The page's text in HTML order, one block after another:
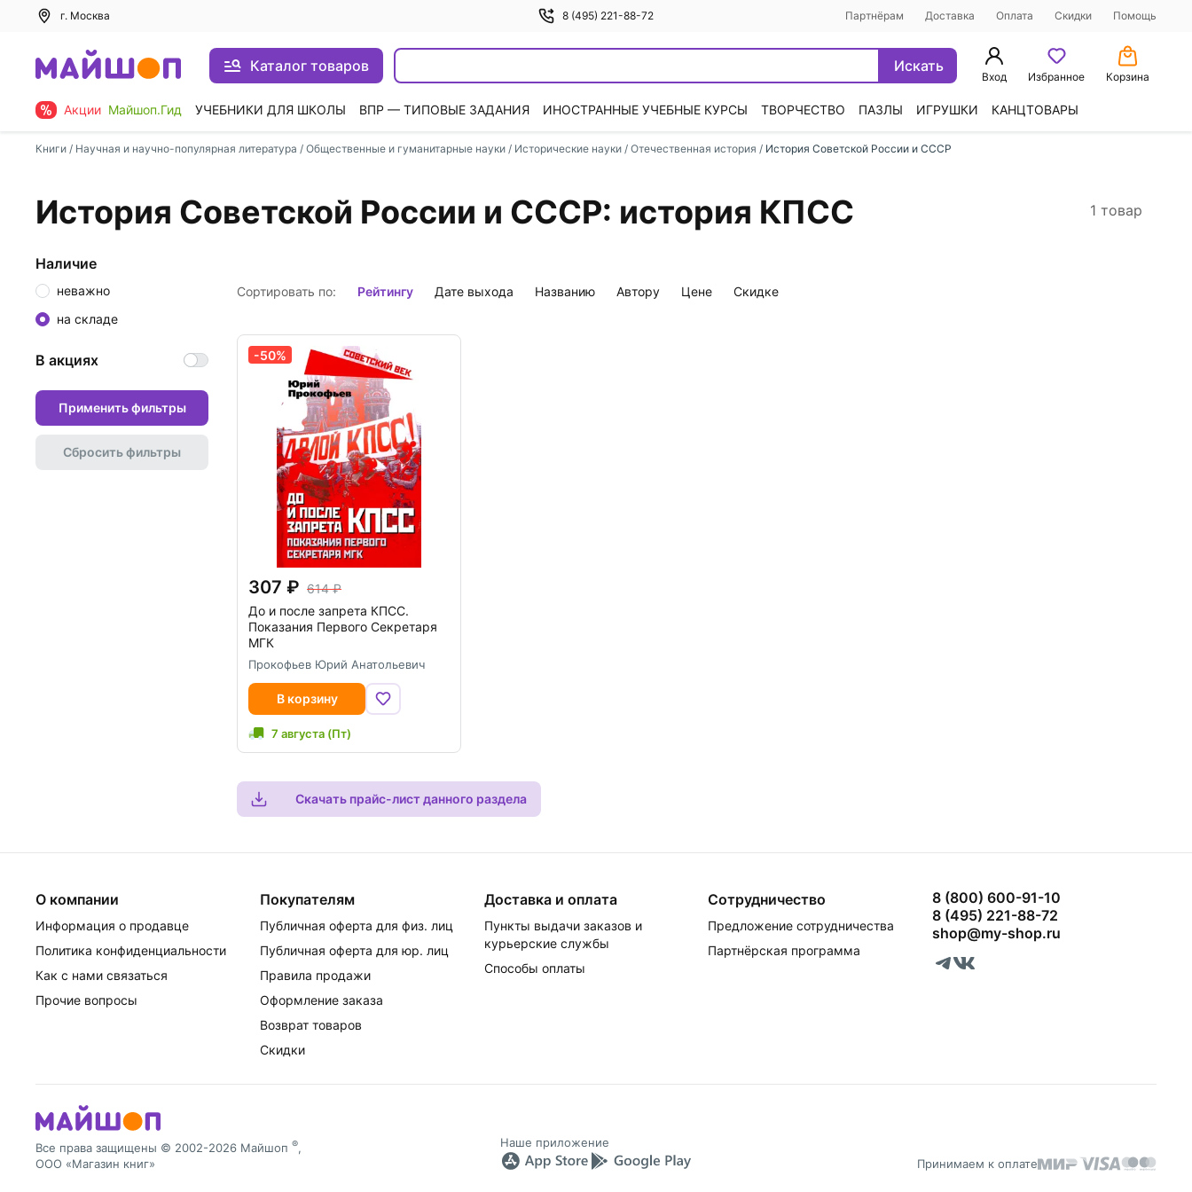
г. Москва 8 (495) 221-88-72 Партнёрам Доставка Оплата Скидки Помощь
Каталог товаров Искать
Вход Избранное Корзина
Акции Майшоп.Гид УЧЕБНИКИ ДЛЯ ШКОЛЫ ВПР — ТИПОВЫЕ ЗАДАНИЯ ИНОСТРАННЫЕ УЧЕБНЫЕ КУРСЫ ТВОРЧЕСТВО ПАЗЛЫ ИГРУШКИ КАНЦТОВАРЫ
Книги / Научная и научно-популярная литература / Общественные и гуманитарные науки / Исторические науки / Отечественная история / История Советской России и СССР
История Советской России и СССР: история КПСС 1 товар
Сортировать по: рейтингу дате выхода названию автору цене скидке
-50%
307
614
До и после запрета КПСС.
Показания Первого Секретаря
МГК
Прокофьев Юрий Анатольевич
В корзину
7 августа (Пт)
Скачать прайс-лист данного раздела
Наличие
неважно
на складе
В акциях
Применить фильтры
Сбросить фильтры
О компании
Информация о продавце
Политика конфиденциальности
Как с нами связаться
Прочие вопросы
Покупателям
Публичная оферта для физ. лиц
Публичная оферта для юр. лиц
Правила продажи
Оформление заказа
Возврат товаров
Скидки
Доставка и оплата
Пункты выдачи заказов и
курьерские службы
Способы оплаты
Сотрудничество
Предложение сотрудничества
Партнёрская программа
8 (800) 600-91-10
8 (495) 221-88-72
shop@my-shop.ru
Все права защищены © 2002-2026 Майшоп ®,
ООО «Магазин книг»
Наше приложение
Принимаем к оплате